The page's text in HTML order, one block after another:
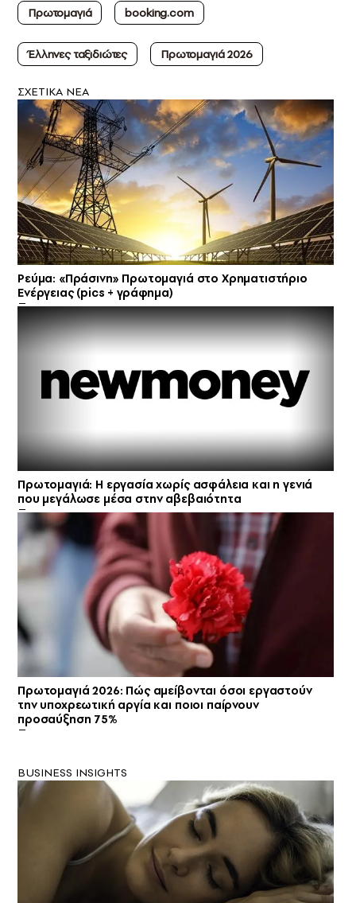
Πρωτομαγιά
booking.com
Έλληνες ταξιδιώτες Πρωτομαγιά 2026
ΣXETIKA NEA
Ρεύμα: «Πράσινη» Πρωτομαγιά στο Χρηματιστήριο
Ενέργειας (pics + γράφημα)
Πρωτομαγιά: Η εργασία χωρίς ασφάλεια και η γενιά
που μεγάλωσε μέσα στην αβεβαιότητα
Πρωτομαγιά 2026: Πώς αμείβονται όσοι εργαστούν
την υποχρεωτική αργία και ποιοι παίρνουν
προσαύξηση 75%
BUSINESS INSIGHTS